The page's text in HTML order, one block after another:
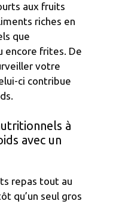
aux fruits
riches en
que
encore frites. De
votre
ci contribue
à
avec un
repas tout au
qu’un seul gros